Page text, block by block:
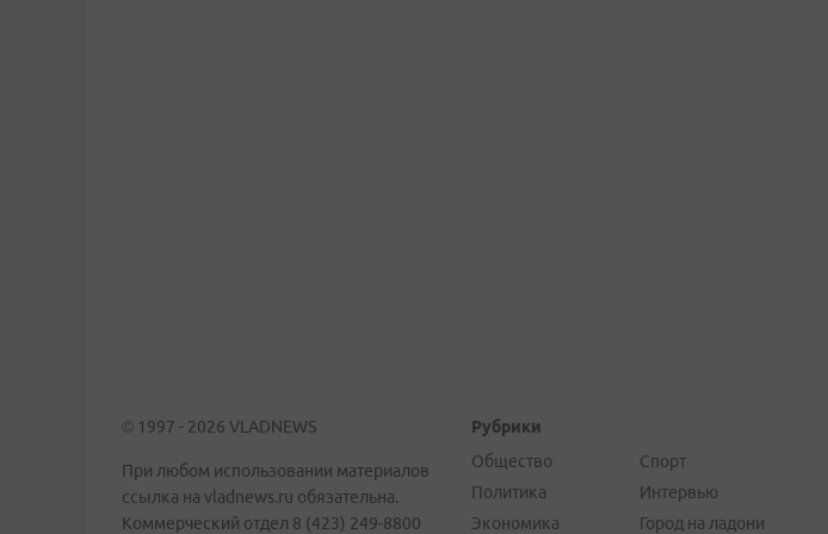
© 1997 - 2026 VLADNEWS
При любом использовании материалов
ссылка на vladnews.ru обязательна.
Коммерческий отдел 8 (423) 249-8800
Рубрики
Общество
Политика
Экономика
Спорт
Интервью
Город на ладони